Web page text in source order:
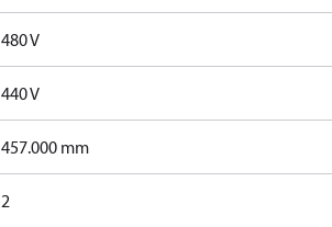
480 V
440 V
457.000 mm
2